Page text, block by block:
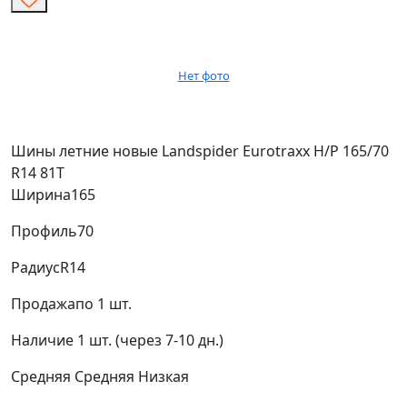
Нет фото
Шины летние новые Landspider Eurotraxx H/P 165/70
R14 81T
Ширина165
Профиль70
РадиусR14
Продажапо 1 шт.
Наличие 1 шт. (через 7-10 дн.)
Средняя Средняя Низкая